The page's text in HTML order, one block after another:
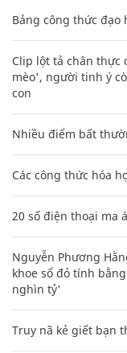
Bảng công thức đạo
Clip lột tả chân thực
mèo', người tinh ý
con
Nhiều điểm bất
Các công thức hóa
20 số điện thoại ma
Nguyễn Phương
khoe sổ đỏ tính
nghìn tỷ'
Truy nã kẻ giết bạn